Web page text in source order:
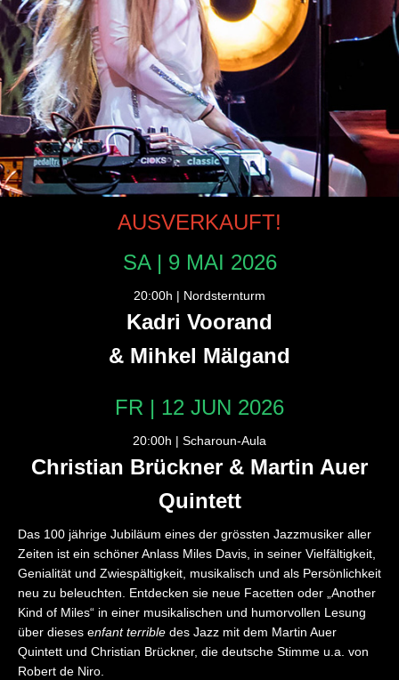
AUSVERKAUFT!
SA | 9 MAI 2026
20:00h | Nordsternturm
Kadri Voorand
& Mihkel Mälgand
FR | 12 JUN 2026
20:00h | Scharoun-Aula
Christian Brückner & Martin Auer
Quintett
Das 100 jährige Jubiläum eines der grössten Jazzmusiker aller
Zeiten ist ein schöner Anlass Miles Davis, in seiner Vielfältigkeit,
Genialität und Zwiespältigkeit, musikalisch und als Persönlichkeit
neu zu beleuchten. Entdecken sie neue Facetten oder „Another
Kind of Miles“ in einer musikalischen und humorvollen Lesung
über dieses enfantterrible des Jazz mit dem Martin Auer
Quintett und Christian Brückner, die deutsche Stimme u.a. von
Robert de Niro.